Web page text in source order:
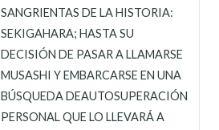
SANGRIENTAS DE LA HISTORIA:
SEKIGAHARA; HASTA SU
DECISIÓN DE PASAR A LLAMARSE
MUSASHI Y EMBARCARSE EN UNA
BÚSQUEDA DEAUTOSUPERACIÓN
PERSONAL QUE LO LLEVARÁ A